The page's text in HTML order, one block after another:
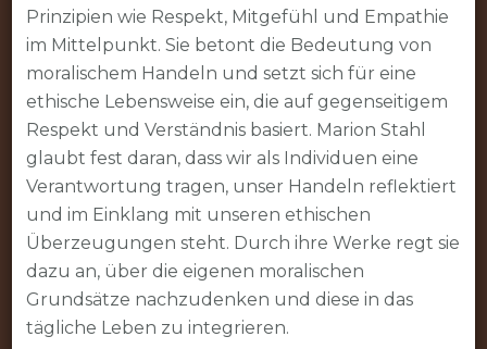
Prinzipien wie Respekt, Mitgefühl und Empathie
im Mittelpunkt. Sie betont die Bedeutung von
moralischem Handeln und setzt sich für eine
ethische Lebensweise ein, die auf gegenseitigem
Respekt und Verständnis basiert. Marion Stahl
glaubt fest daran, dass wir als Individuen eine
Verantwortung tragen, unser Handeln reflektiert
und im Einklang mit unseren ethischen
Überzeugungen steht. Durch ihre Werke regt sie
dazu an, über die eigenen moralischen
Grundsätze nachzudenken und diese in das
tägliche Leben zu integrieren.